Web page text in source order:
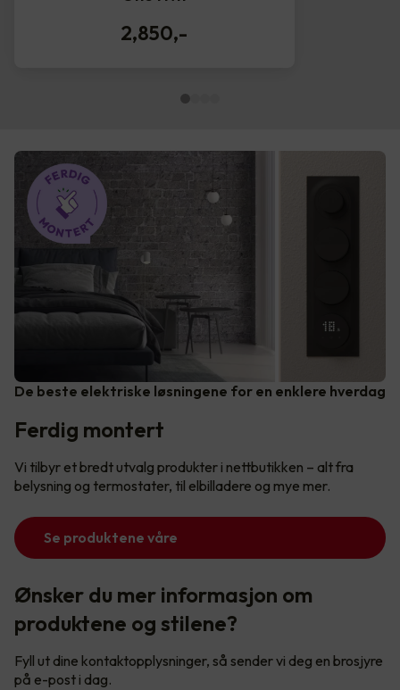
2,850,-
De beste elektriske løsningene for en enklere hverdag
Ferdig montert
Vi tilbyr et bredt utvalg produkter i nettbutikken – alt fra
belysning og termostater, til elbilladere og mye mer.
Se produktene våre
Ønsker du mer informasjon om
produktene og stilene?
Fyll ut dine kontaktopplysninger, så sender vi deg en brosjyre
på e-post i dag.